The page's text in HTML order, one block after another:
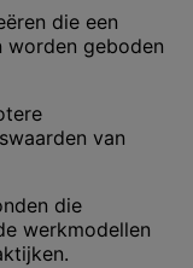
die een
worden geboden
van
die
werkmodellen